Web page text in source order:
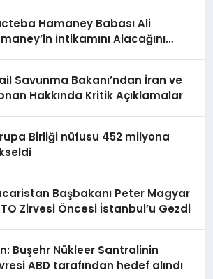
Hamaney Babası Ali
İntikamını Alacağını
Savunma Bakanı’ndan İran ve
Hakkında Kritik Açıklamalar
Birliği nüfusu 452 milyona
Başbakanı Peter Magyar
Zirvesi Öncesi İstanbul’u Gezdi
Buşehr Nükleer Santralinin
ABD tarafından hedef alındı